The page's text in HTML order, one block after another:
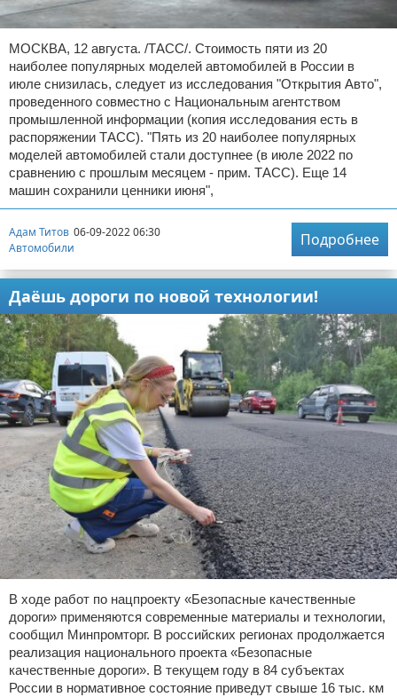
МОСКВА, 12 августа. /ТАСС/. Стоимость пяти из 20
наиболее популярных моделей автомобилей в России в
июле снизилась, следует из исследования "Открытия Авто",
проведенного совместно с Национальным агентством
промышленной информации (копия исследования есть в
распоряжении ТАСС). "Пять из 20 наиболее популярных
моделей автомобилей стали доступнее (в июле 2022 по
сравнению с прошлым месяцем - прим. ТАСС). Еще 14
машин сохранили ценники июня",
Адам Титов 06-09-2022 06:30
Автомобили
Подробнее
Даёшь дороги по новой технологии!
В ходе работ по нацпроекту «Безопасные качественные
дороги» применяются современные материалы и технологии,
сообщил Минпромторг. В российских регионах продолжается
реализация национального проекта «Безопасные
качественные дороги». В текущем году в 84 субъектах
России в нормативное состояние приведут свыше 16 тыс. км